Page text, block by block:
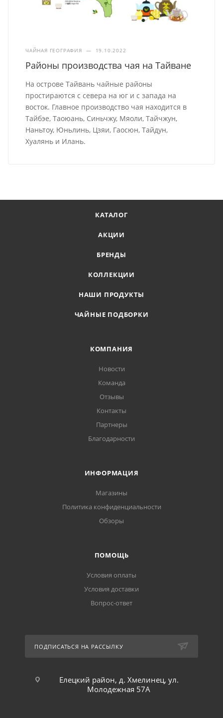
ЧАЙНАЯ ГЕОГРАФИЯ — 19.10.2022
Районы производства чая на Тайване
На острове Тайвань чайные районы
простираются с севера на юг и с запада на
восток. Главное производство чая находится в
Тайбэе, Таоюань, Синьчжу, Мяоли, Тайчжун,
Наньтоу, Юньлинь, Цзяи, Гаосюн, Тайдун,
Хуалянь и Илань.
КАТАЛОГ
АКЦИИ
БРЕНДЫ
КОЛЛЕКЦИИ
НАШИ ПРОДУКТЫ
ЧАЙНЫЕ ПОДБОРКИ
КОМПАНИЯ
Новости
Команда
Отзывы
Контакты
Партнеры
Благодарности
ИНФОРМАЦИЯ
Магазины
Политика конфиденциальности
Обзоры
ПОМОЩЬ
Условия оплаты
Условия доставки
Вопрос-ответ
ПОДПИСАТЬСЯ НА РАССЫЛКУ
Елецкий район, д. Хмелинец, ул.
Молодежная 57А